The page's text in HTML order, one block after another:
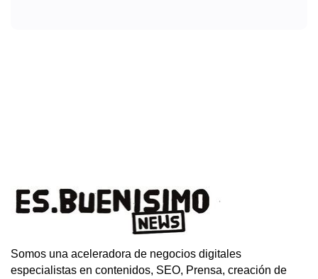
Somos una aceleradora de negocios digitales
especialistas en contenidos, SEO, Prensa, creación de